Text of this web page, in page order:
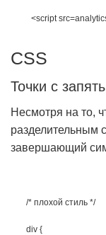
<script src=
CSS
Точки с
Несмотря на то,
разделительным
завершающий
/* плохой стиль */
div {